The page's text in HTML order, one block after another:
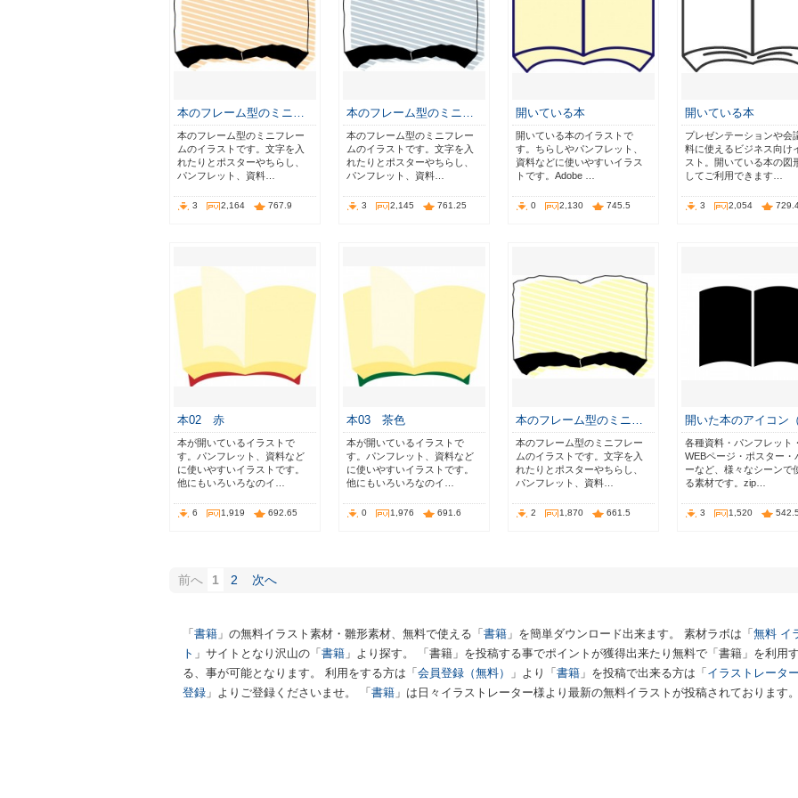
本のフレーム型のミニ…
本のフレーム型のミニフレー
ムのイラストです。文字を入
れたりとポスターやちらし、
パンフレット、資料…
3 2,164 767.9
本のフレーム型のミニ…
本のフレーム型のミニフレー
ムのイラストです。文字を入
れたりとポスターやちらし、
パンフレット、資料…
3 2,145 761.25
開いている本
開いている本のイラストで
す。ちらしやパンフレット、
資料などに使いやすいイラス
トです。Adobe …
0 2,130 745.5
開いている本
プレゼンテーションや会
料に使えるビジネス向け
スト。開いている本の図
してご利用できます…
3 2,054
本02 赤
本が開いているイラストで
す。パンフレット、資料など
に使いやすいイラストです。
他にもいろいろなのイ…
6 1,919 692.65
本03 茶色
本が開いているイラストで
す。パンフレット、資料など
に使いやすいイラストです。
他にもいろいろなのイ…
0 1,976 691.6
本のフレーム型のミニ…
本のフレーム型のミニフレー
ムのイラストです。文字を入
れたりとポスターやちらし、
パンフレット、資料…
2 1,870 661.5
開いた本のアイコン
各種資料・パンフレット・
WEBページ・ポスター・
ーなど、様々なシーンで
る素材です。zip…
3 1,520 542.5
前へ 1 2 次へ
「 書籍 」の無料イラスト素材・雛形素材、無料で使える「 書籍 」を簡単ダウンロード出来ます。 素材ラボは「 無料 イ
ト 」サイトとなり沢山の「 書籍 」より探す。 「書籍」を投稿する事でポイントが獲得出来たり無料で「書籍」を利用す
る、事が可能となります。 利用をする方は「 会員登録（無料） 」より「 書籍 」を投稿で出来る方は「 イラストレータ
登録 」よりご登録くださいませ。 「 書籍 」は日々イラストレーター様より最新の無料イラストが投稿されております。